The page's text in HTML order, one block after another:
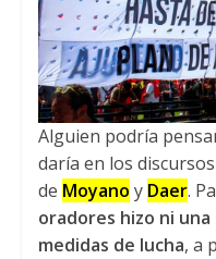
Alguien podría
daría en los
de Moyano y Daer.
oradores hizo ni una
medidas de lucha, a